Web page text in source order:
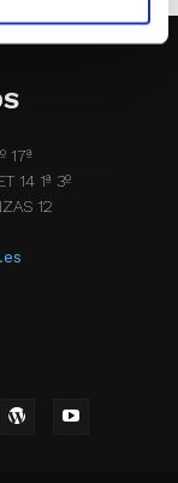
17ª
14 1ª 3º
12